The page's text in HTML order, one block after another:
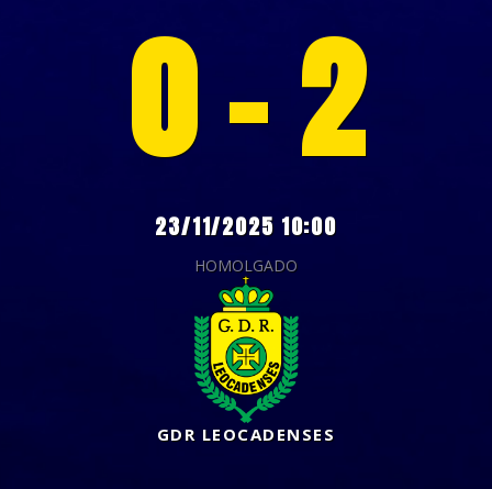
0 - 2
23/11/2025 10:00
HOMOLGADO
GDR LEOCADENSES